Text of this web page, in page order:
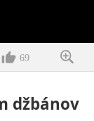
69
džbánov